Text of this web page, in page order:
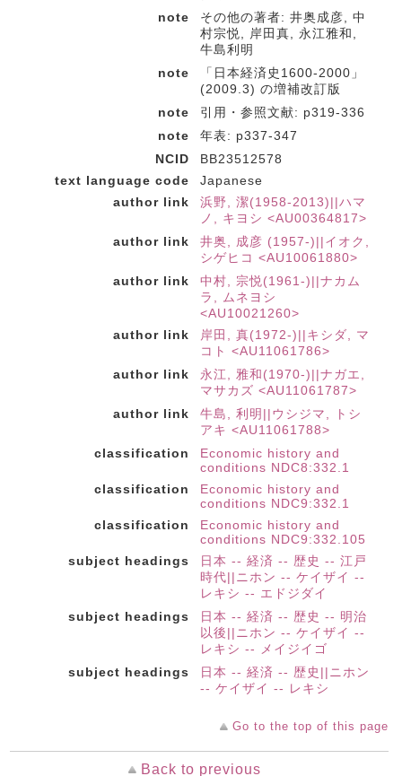
note
その他の著者: 井奥成彦, 中
村宗悦, 岸田真, 永江雅和,
牛島利明
note
「日本経済史1600-2000」
(2009.3) の増補改訂版
note
引用・参照文献: p319-336
note
年表: p337-347
NCID
BB23512578
text language code
Japanese
author link
浜野, 潔(1958-2013)||ハマ
ノ, キヨシ <AU00364817>
author link
井奥, 成彦 (1957-)||イオク,
シゲヒコ <AU10061880>
author link
中村, 宗悦(1961-)||ナカム
ラ, ムネヨシ
<AU10021260>
author link
岸田, 真(1972-)||キシダ, マ
コト <AU11061786>
author link
永江, 雅和(1970-)||ナガエ,
マサカズ <AU11061787>
author link
牛島, 利明||ウシジマ, トシ
アキ <AU11061788>
classification
Economic history and
conditions NDC8:332.1
classification
Economic history and
conditions NDC9:332.1
classification
Economic history and
conditions NDC9:332.105
subject headings
日本 -- 経済 -- 歴史 -- 江戸
時代||ニホン -- ケイザイ --
レキシ -- エドジダイ
subject headings
日本 -- 経済 -- 歴史 -- 明治
以後||ニホン -- ケイザイ --
レキシ -- メイジイゴ
subject headings
日本 -- 経済 -- 歴史||ニホン
-- ケイザイ -- レキシ
Go to the top of this page
Back to previous